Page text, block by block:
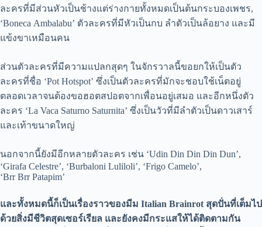
ละครที่มีส่วนหัวเป็นช้างแต่ร่างกายทั้งหมดเป็นต้นกระบองเพชร,
‘Boneca Ambalabu’ ตัวละครที่มีหัวเป็นกบ ลำตัวเป็นล้อยาง และมี
แข้งขาเหมือนคน
ส่วนตัวละครที่มีความแปลกสุดๆ ในจักรวาลนี้ขอยกให้เป็นตัว
ละครที่ชื่อ ‘Pot Hotspot’ ซึ่งเป็นตัวละครที่มักจะชอบใช้เน็ตอยู่
ตลอดเวลาจนต้องขอฮอตสปอตจากเพื่อนอยู่เสมอ และอีกหนึ่งตัว
ละคร ‘La Vaca Saturno Saturnita’ ซึ่งเป็นวัวที่มีลำตัวเป็นดาวเสาร์
และเท้าขนาดใหญ่
นอกจากนี้ยังมีอีกหลายตัวละคร เช่น ‘Udin Din Din Din Dun’,
‘Girafa Celestre’, ‘Burbaloni Luliloli’, ‘Frigo Camelo’,
‘Brr Brr Patapim’
และทั้งหมดนี้ก็เป็นเรื่องราวของมีม Italian Brainrot สุดปั่นที่เต็มไป
ด้วยสิ่งมีชีวิตสุดเซอร์เรียล และยังคงมีกระแสให้ได้ติดตามกัน